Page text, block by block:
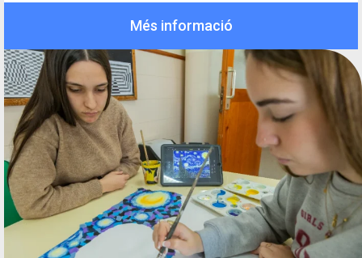
Més informació